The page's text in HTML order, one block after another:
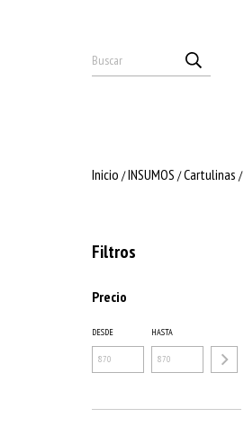
Inicio /INSUMOS /Cartulinas /
Filtros
Precio
DESDE HASTA